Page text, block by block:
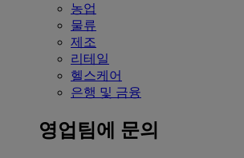
농업
물류
제조
리테일
헬스케어
은행 및 금융
영업팀에 문의